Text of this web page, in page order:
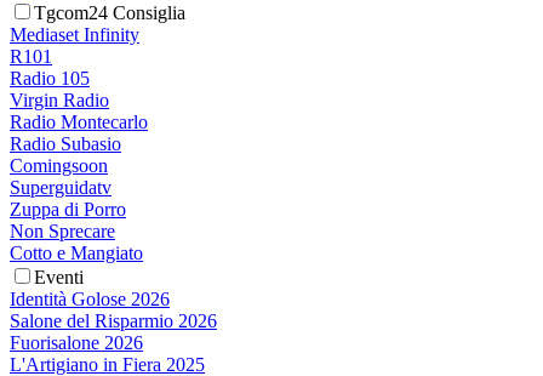
Tgcom24 Consiglia
Mediaset Infinity
R101
Radio 105
Virgin Radio
Radio Montecarlo
Radio Subasio
Comingsoon
Superguidatv
Zuppa di Porro
Non Sprecare
Cotto e Mangiato
Eventi
Identità Golose 2026
Salone del Risparmio 2026
Fuorisalone 2026
L'Artigiano in Fiera 2025